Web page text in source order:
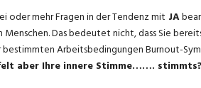
oder mehr Fragen in der Tendenz mit JA
Das bedeutet nicht, dass Sie
bestimmten Arbeitsbedingungen Burnout-
aber Ihre innere Stimme……. stimmts?